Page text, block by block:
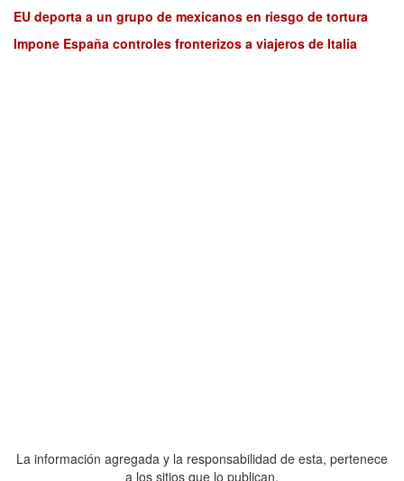
EU deporta a un grupo de mexicanos en riesgo de tortura
Impone España controles fronterizos a viajeros de Italia
La información agregada y la responsabilidad de esta, pertenece
a los sitios que lo publican.